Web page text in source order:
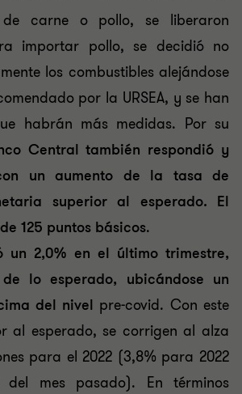
de carne o pollo, se liberaron
importar pollo, se decidió no
los combustibles alejándose
por la URSEA, y se han
habrán más medidas. Por su
Central también respondió y
un aumento de la tasa de
superior al esperado. El
125 puntos básicos.
un 2,0% en el último trimestre,
lo esperado, ubicándose un
del nivel pre-covid. Con este
al esperado, se corrigen al alza
para el 2022 (3,8% para 2022
del mes pasado). En términos